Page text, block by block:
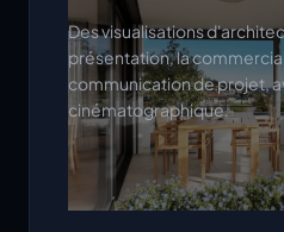
Des visualisations
présentation, la
communication de projet,
cinématographique.